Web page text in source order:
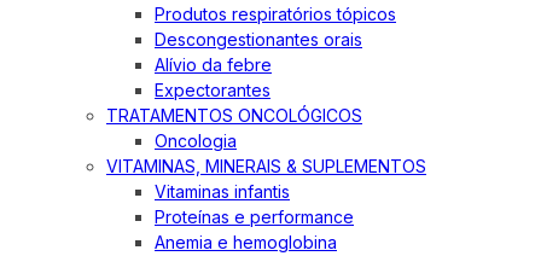
Produtos respiratórios tópicos
Descongestionantes orais
Alívio da febre
Expectorantes
TRATAMENTOS ONCOLÓGICOS
Oncologia
VITAMINAS, MINERAIS & SUPLEMENTOS
Vitaminas infantis
Proteínas e performance
Anemia e hemoglobina